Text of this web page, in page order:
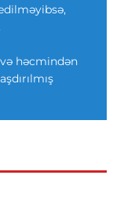
həcmindən